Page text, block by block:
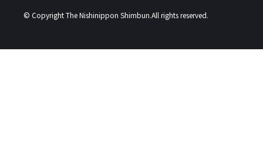
© Copyright The Nishinippon Shimbun.All rights reserved.